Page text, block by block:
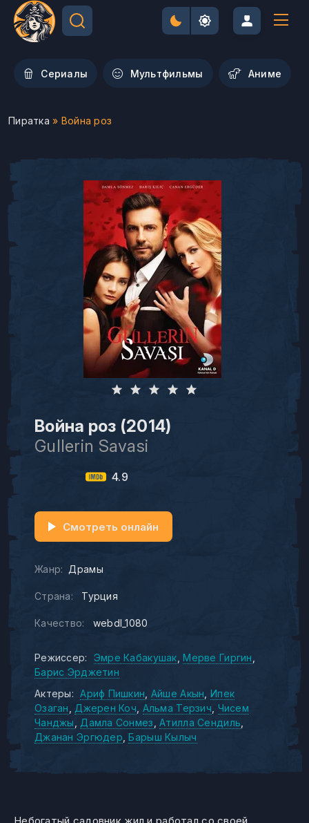
Сериалы Мультфильмы Aниме
Пиратка » Война роз
Война роз (2014)
Gullerin Savasi
4.9
Жанр: Драмы
Страна: Турция
Качество: webdl_1080
Смотреть онлайн
Режиссер: Эмре Кабакушак Мерве Гиргин
Барис Эрджетин
Актеры:
Ариф Пишкин Айше Акын Ипек
Озаган
Джерен Коч Альма Терзич Чисем
Чанджы
Дамла Сонмез Атилла Сендиль
Джанан Эргюдер Барыш Кылыч